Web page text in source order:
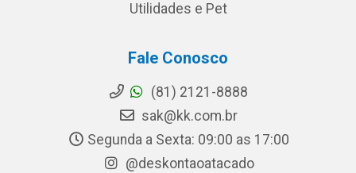
Utilidades e Pet
Fale Conosco
(81) 2121-8888
sak@kk.com.br
Segunda a Sexta: 09:00 as 17:00
@deskontaoatacado